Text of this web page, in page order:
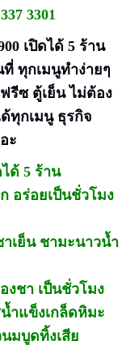
3301
เปิดได้ 5 ร้าน
ทุกเมนูทำง่ายๆ
รีซ ตู้เย็น ไม่ต้อง
ทุกเมนู ธุรกิจ
ะ
ด้ 5 ร้าน
อร่อยเป็นชั่วโมง
เย็น ชามะนาวน้ำ
งชา เป็นชั่วโมง
ำแข็งเกล็ดหิมะ
มบูดทิ้งเสีย